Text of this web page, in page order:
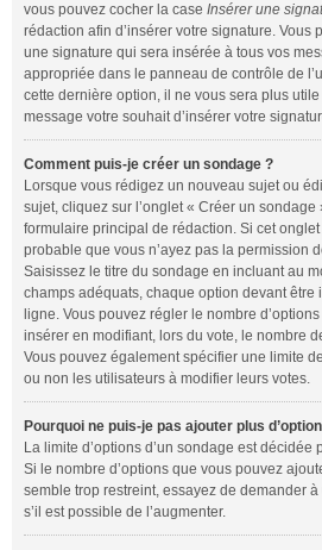
vous pouvez cocher la case Insérer une
rédaction afin d’insérer votre signature. Vous
une signature qui sera insérée à tous vos
appropriée dans le panneau de contrôle de
cette dernière option, il ne vous sera plus
message votre souhait d’insérer votre
Comment puis-je créer un sondage ?
Lorsque vous rédigez un nouveau sujet ou
sujet, cliquez sur l’onglet « Créer un
formulaire principal de rédaction. Si cet
probable que vous n’ayez pas la permission
Saisissez le titre du sondage en incluant au
champs adéquats, chaque option devant être
ligne. Vous pouvez régler le nombre
insérer en modifiant, lors du vote, le nombre
Vous pouvez également spécifier une limite
ou non les utilisateurs à modifier leurs votes.
Pourquoi ne puis-je pas ajouter plus
La limite d’options d’un sondage est décidée
Si le nombre d’options que vous pouvez
semble trop restreint, essayez de demander
s’il est possible de l’augmenter.